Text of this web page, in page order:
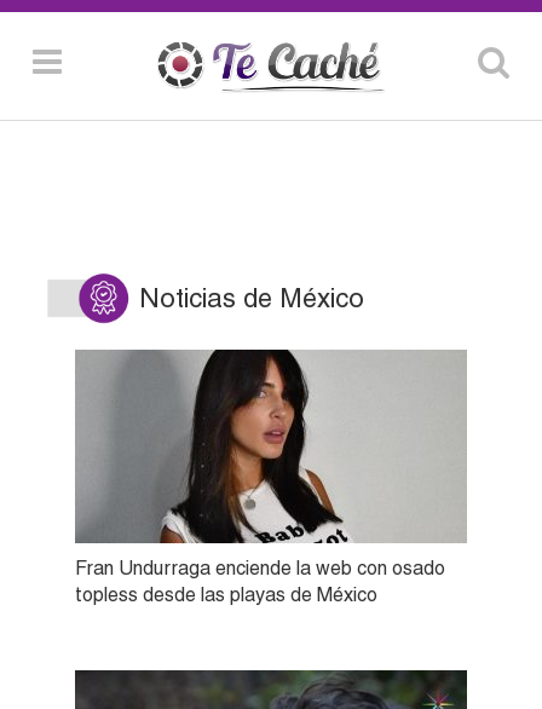
Noticias de México
Fran Undurraga enciende la web con osado
topless desde las playas de México